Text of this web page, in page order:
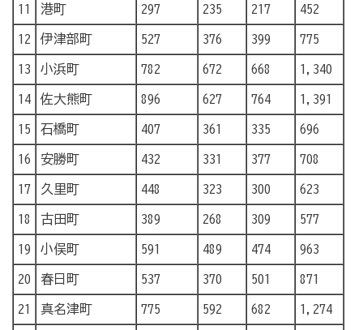
11 港町 297 235 217 452
12 伊津部町 527 376 399 775
13 小浜町 782 672 668 1,340
14 佐大熊町 896 627 764 1,391
15 石橋町 407 361 335 696
16 安勝町 432 331 377 708
17 久里町 448 323 300 623
18 古田町 389 268 309 577
19 小俣町 591 489 474 963
20 春日町 537 370 501 871
21 真名津町 775 592 682 1,274